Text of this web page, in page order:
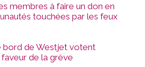
membres à faire un don en
touchées par les feux
bord de Westjet votent
de la grève